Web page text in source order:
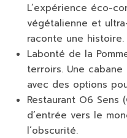
L’expérience éco-
végétalienne et
raconte une
Labonté de la
terroirs. Une
avec des options
Restaurant O6 Sens
d’entrée vers le
l’obscurité.